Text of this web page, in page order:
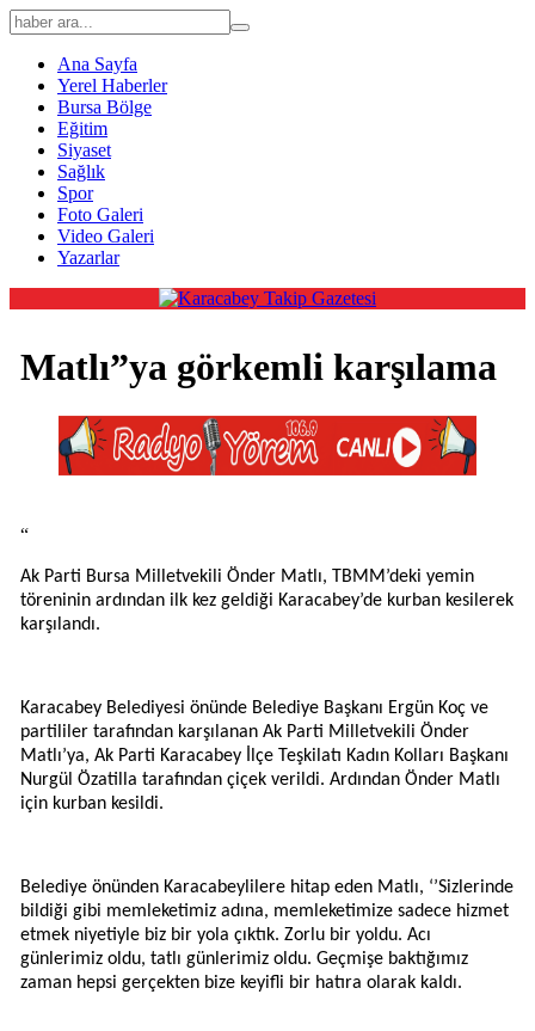
Ana Sayfa
Yerel Haberler
Bursa Bölge
Eğitim
Siyaset
Sağlık
Spor
Foto Galeri
Video Galeri
Yazarlar
Matlı”ya görkemli karşılama
“
Ak Parti Bursa Milletvekili Önder Matlı, TBMM’deki yemin
töreninin ardından ilk kez geldiği Karacabey’de kurban kesilerek
karşılandı.
Karacabey Belediyesi önünde Belediye Başkanı Ergün Koç ve
partililer tarafından karşılanan Ak Parti Milletvekili Önder
Matlı’ya, Ak Parti Karacabey İlçe Teşkilatı Kadın Kolları Başkanı
Nurgül Özatilla tarafından çiçek verildi. Ardından Önder Matlı
için kurban kesildi.
Belediye önünden Karacabeylilere hitap eden Matlı, ‘’Sizlerinde
bildiği gibi memleketimiz adına, memleketimize sadece hizmet
etmek niyetiyle biz bir yola çıktık. Zorlu bir yoldu. Acı
günlerimiz oldu, tatlı günlerimiz oldu. Geçmişe baktığımız
zaman hepsi gerçekten bize keyifli bir hatıra olarak kaldı.